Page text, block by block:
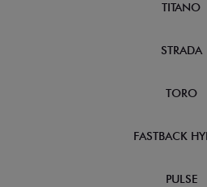
TITANO
STRADA
TORO
FASTBACK
PULSE